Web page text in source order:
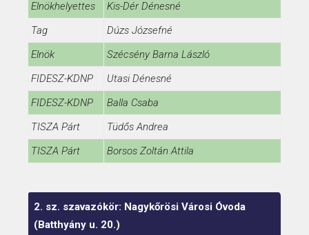
Elnökhelyettes
Kis-Dér Dénesné
Tag
Dúzs Józsefné
Elnök
Szécsény Barna László
FIDESZ-KDNP
Utasi Dénesné
FIDESZ-KDNP
Balla Csaba
TISZA Párt
Tüdős Andrea
TISZA Párt
Borsos Zoltán Attila
2. sz. szavazókör: Nagykőrösi Városi Óvoda
(Batthyány u. 20.)